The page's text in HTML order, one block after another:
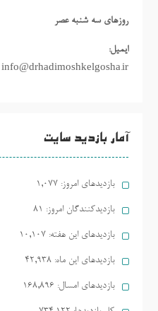
روزهاي سه شنبه عصر
ایمیل:
info@drhadimoshkelgosha.ir
آمار بازدید سایت
بازدیدهای امروز: 1,077
بازدیدکنندگان امروز: 81
بازدیدهای این هفته: 10,107
بازدیدهای این ماه: 42,938
بازدیدهای امسال: 168,896